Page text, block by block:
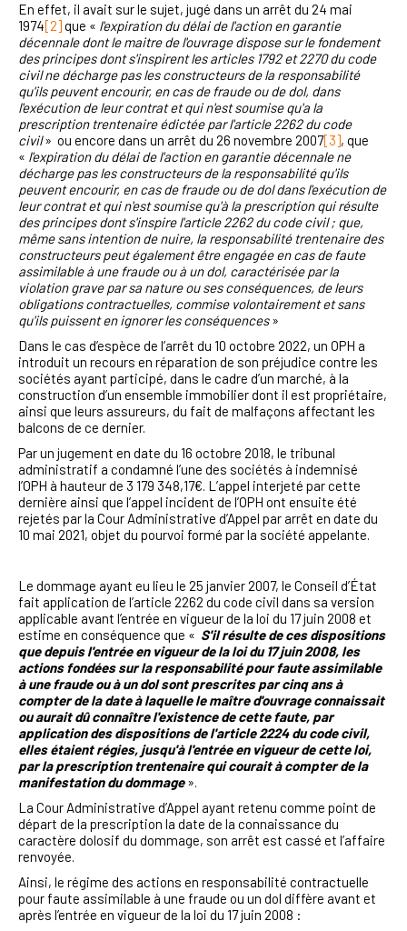
En effet, il avait sur le sujet, jugé dans un arrêt du 24 mai
1974[2]que « l'expiration du délai de l'action en garantie
décennale dont le maitre de l'ouvrage dispose sur le fondement
des principes dont s'inspirent les articles 1792 et 2270 du code
civil ne décharge pas les constructeurs de la responsabilité
qu'ils peuvent encourir, en cas de fraude ou de dol, dans
l'exécution de leur contrat et qui n'est soumise qu'a la
prescription trentenaire édictée par l'article 2262 du code
civil» ou encore dans un arrêt du 26 novembre 2007[3], que
« l'expiration du délai de l'action en garantie décennale ne
décharge pas les constructeurs de la responsabilité qu'ils
peuvent encourir, en cas de fraude ou de dol dans l'exécution de
leur contrat et qui n'est soumise qu'à la prescription qui résulte
des principes dont s'inspire l'article 2262 du code civil ; que,
même sans intention de nuire, la responsabilité trentenaire des
constructeurs peut également être engagée en cas de faute
assimilable à une fraude ou à un dol, caractérisée par la
violation grave par sa nature ou ses conséquences, de leurs
obligations contractuelles, commise volontairement et sans
qu'ils puissent en ignorer les conséquences»
Dans le cas d’espèce de l’arrêt du 10 octobre 2022, un OPH a
introduit un recours en réparation de son préjudice contre les
sociétés ayant participé, dans le cadre d’un marché, à la
construction d’un ensemble immobilier dont il est propriétaire,
ainsi que leurs assureurs, du fait de malfaçons affectant les
balcons de ce dernier.
Par un jugement en date du 16 octobre 2018, le tribunal
administratif a condamné l’une des sociétés à indemnisé
l’OPH à hauteur de 3 179 348,17€. L’appel interjeté par cette
dernière ainsi que l’appel incident de l’OPH ont ensuite été
rejetés par la Cour Administrative d’Appel par arrêt en date du
10 mai 2021, objet du pourvoi formé par la société appelante.
Le dommage ayant eu lieu le 25 janvier 2007, le Conseil d’État
fait application de l’article 2262 du code civil dans sa version
applicable avant l’entrée en vigueur de la loi du 17 juin 2008 et
estime en conséquence que « S'il résulte de ces dispositions
que depuis l'entrée en vigueur de la loi du 17 juin 2008, les
actions fondées sur la responsabilité pour faute assimilable
à une fraude ou à un dol sont prescrites par cinq ans à
compter de la date à laquelle le maître d'ouvrage connaissait
ou aurait dû connaître l'existence de cette faute, par
application des dispositions de l'article 2224 du code civil,
elles étaient régies, jusqu'à l'entrée en vigueur de cette loi,
par la prescription trentenaire qui courait à compter de la
manifestation du dommage ».
La Cour Administrative d’Appel ayant retenu comme point de
départ de la prescription la date de la connaissance du
caractère dolosif du dommage, son arrêt est cassé et l’affaire
renvoyée.
Ainsi, le régime des actions en responsabilité contractuelle
pour faute assimilable à une fraude ou un dol diffère avant et
après l’entrée en vigueur de la loi du 17 juin 2008 :